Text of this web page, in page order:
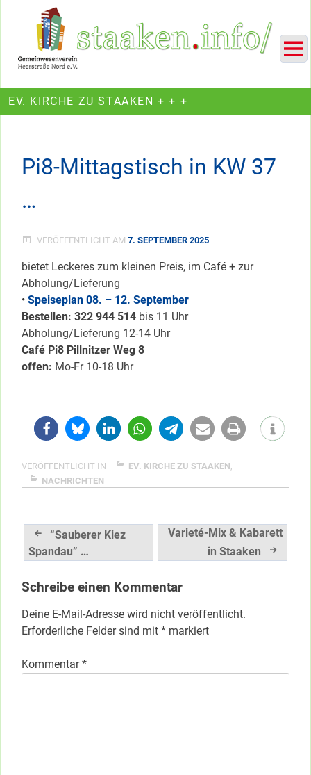
Ein Projekt des Gemeinwesenvereins Heerstraße Nord
EV. KIRCHE ZU STAAKEN + + +
Pi8-Mittagstisch in KW 37
…
VERÖFFENTLICHT AM 7. SEPTEMBER 2025
bietet Leckeres zum kleinen Preis, im Café + zur
Abholung/Lieferung
• Speiseplan 08. – 12. September
Bestellen: 322 944 514 bis 11 Uhr
Abholung/Lieferung 12-14 Uhr
Café Pi8 Pillnitzer Weg 8
offen: Mo-Fr 10-18 Uhr
VERÖFFENTLICHT IN EV. KIRCHE ZU STAAKEN,
NACHRICHTEN
Beitragsnavigation
“Sauberer Kiez
Spandau” …
Varieté-Mix & Kabarett
in Staaken
Schreibe einen Kommentar
Deine E-Mail-Adresse wird nicht veröffentlicht.
Erforderliche Felder sind mit * markiert
Kommentar*